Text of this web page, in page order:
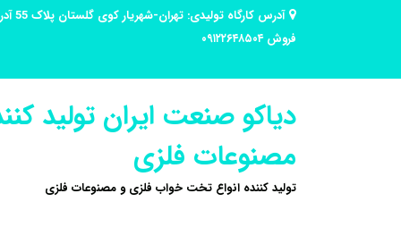
فروش ۰۹۱۲۲۶۴۸۵۰۴
دیاکو صنعت ایران تولید
مصنوعات فلزی
تولید کننده انواع تخت خواب فلزی و مصنوعات فلزی